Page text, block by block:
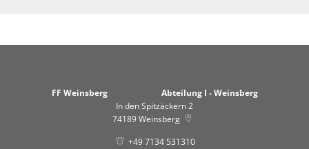
FF Weinsberg Abteilung I - Weinsberg
In den Spitzäckern 2
74189Weinsberg
+49 7134 531310